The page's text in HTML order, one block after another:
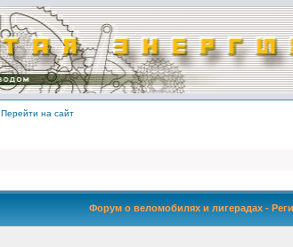
Перейти на сайт
Форум о веломобилях и лигерадах -